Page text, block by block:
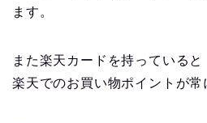
ます。
また楽天カードを持っていると
楽天でのお買い物ポイントが